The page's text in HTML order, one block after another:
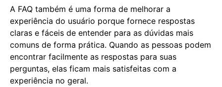
A FAQ também é uma forma de melhorar a
experiência do usuário porque fornece respostas
claras e fáceis de entender para as dúvidas mais
comuns de forma prática. Quando as pessoas podem
encontrar facilmente as respostas para suas
perguntas, elas ficam mais satisfeitas com a
experiência no geral.